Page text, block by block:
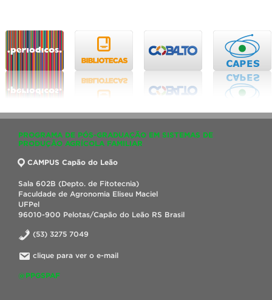
PROGRAMA DE PÓS-GRADUAÇÃO EM SISTEMAS DE
PRODUÇÃO AGRÍCOLA FAMILIAR
CAMPUS Capão do Leão
Sala 602B (Depto. de Fitotecnia)
Faculdade de Agronomia Eliseu Maciel
UFPel
96010-900 Pelotas/Capão do Leão RS Brasil
(53) 3275 7049
clique para ver o e-mail
@PPGSPAF